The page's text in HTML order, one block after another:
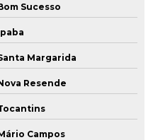
Sucesso
Margarida
Resende
Campos